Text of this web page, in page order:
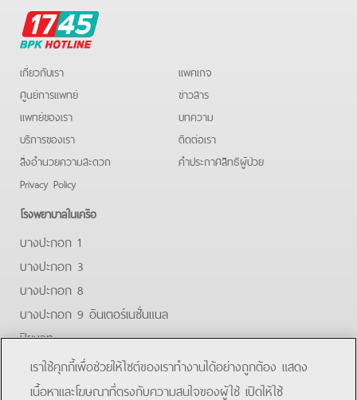
BPK
Hotline
เกี่ยวกับเรา
ศูนย์การแพทย์
แพทย์ของเรา
บริการของเรา
สิ่งอำนวยความสะดวก
Privacy Policy
แพคเกจ
ข่าวสาร
บทความ
ติดต่อเรา
คําประกาศสิทธิผู้ป่วย
โรงพยาบาลในเครือ
บางปะกอก 1
บางปะกอก 3
บางปะกอก 8
บางปะกอก 9 อินเตอร์เนชั่นแนล
ปิยะเวท
บางปะกอก-รังสิต 2
บางปะกอกสมุทรปราการ
เราใช้คุกกี้เพื่อช่วยให้ไซต์ของเราทำงานได้อย่างถูกต้อง แสดง
เนื้อหาและโฆษณาที่ตรงกับความสนใจของผู้ใช้ เปิดให้ใช้